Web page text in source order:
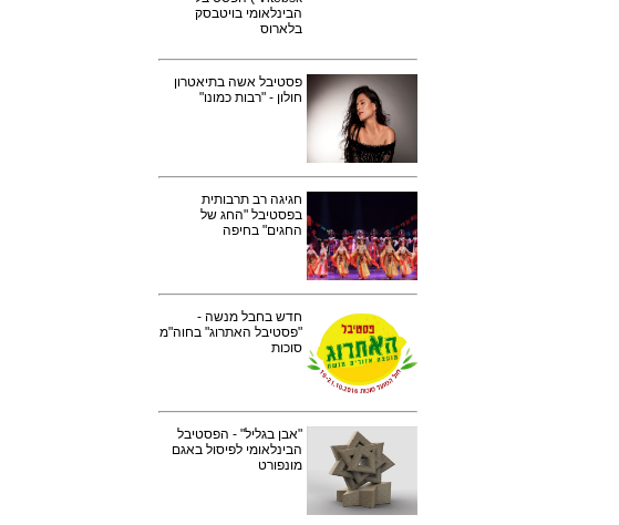
הבינלאומי בויטבסק
בלארוס
פסטיבל אשה בתיאטרון
חולון - "רבות כמונו"
חגיגה רב תרבותית
בפסטיבל "החג של
החגים" בחיפה
חדש בחבל מנשה -
"פסטיבל האתרוג" בחוה"מ
סוכות
"אבן בגליל" - הפסטיבל
הבינלאומי לפיסול באגם
מונפורט